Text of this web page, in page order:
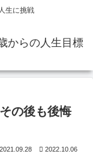
生に挑戦
からの人生目標
の後も後悔
2021.09.28 2022.10.06